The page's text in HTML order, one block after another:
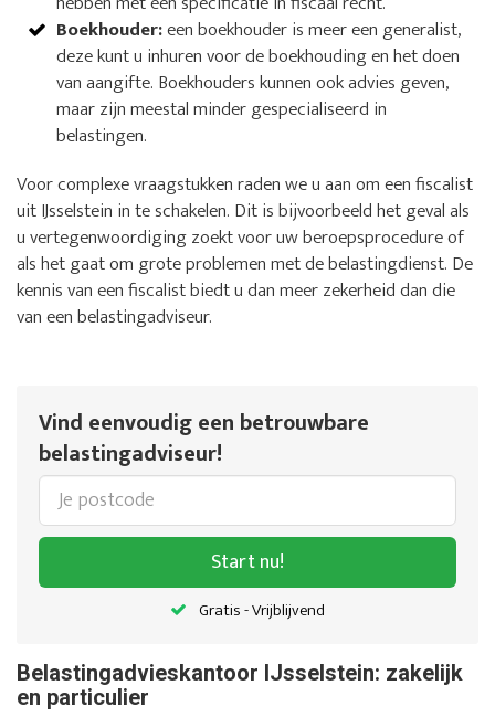
Boekhouder:een boekhouder is meer een generalist,
deze kunt u inhuren voor de boekhouding en het doen
van aangifte. Boekhouders kunnen ook advies geven,
maar zijn meestal minder gespecialiseerd in
belastingen.
Voor complexe vraagstukken raden we u aan om een fiscalist
uit IJsselstein in te schakelen. Dit is bijvoorbeeld het geval als
u vertegenwoordiging zoekt voor uw beroepsprocedure of
als het gaat om grote problemen met de belastingdienst. De
kennis van een fiscalist biedt u dan meer zekerheid dan die
van een belastingadviseur.
Vind eenvoudig een betrouwbare
belastingadviseur!
Start nu!
Gratis - Vrijblijvend
Belastingadvieskantoor IJsselstein: zakelijk
en particulier